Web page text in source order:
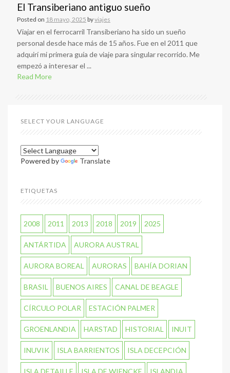
El Transiberiano antiguo sueño
Posted on 18 mayo, 2025 byviajes
Viajar en el ferrocarril Transiberiano ha sido un sueño
personal desde hace más de 15 años. Fue en el 2011 que
adquirí mi primera guía de viaje para singular recorrido. Me
empezó a interesar el ...
Read More
SELECT YOUR LANGUAGE
Powered by Translate
ETIQUETAS
2008 2011 2013 2018 2019 2025
ANTÁRTIDA AURORA AUSTRAL
AURORA BOREAL AURORAS BAHÍA DORIAN
BRASIL BUENOS AIRES CANAL DE BEAGLE
CÍRCULO POLAR ESTACIÓN PALMER
GROENLANDIA HARSTAD HISTORIAL INUIT
INUVIK ISLA BARRIENTOS ISLA DECEPCIÓN
ISLA DETAILLE ISLA DE WIENCKE ISLANDIA